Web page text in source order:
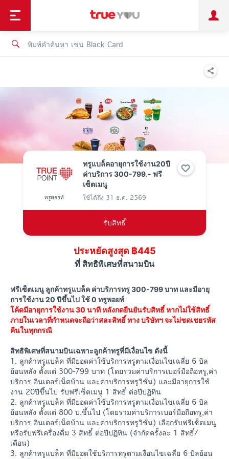
ลูกค้าบุคคล ลูกค้าองค์กร
ช้อป
เทรนด์เทคโนโลยี
ทรูแบล็คอายุการใช้งาน20ปี
ค่าบริการ 300-799.- ฟรี
เซ็ตเมนู
ทรูพอยท์ ใช้ได้ถึง 31 ธ.ค. 2569
รับสิทธิ์
ประหยัดสูงสุด ฿445
ที่ สิทธิพิเศษที่สนามบิน
ฟรีเซ็ตเมนู ลูกค้าทรูแบล็ค ค่าบริการทรู 300-799 บาท และมีอายุ
การใช้งาน 20 ปีขึ้นไป ใช้ 0 ทรูพอยท์ ​
โค้ดมีอายุการใช้งาน 30 นาที หลังกดยืนยันรับสิทธิ์ หากไม่ใช้สิทธิ์
ภายในเวลาที่กำหนดจะถือว่าสละสิทธิ์ ทาง บริษัทฯ จะไม่ชดเชยรหัส
คืนในทุกกรณี
สิทธิพิเศษที่สนามบินเฉพาะลูกค้าทรูที่มีเงื่อนไข ดังนี้​
1. ลูกค้าทรูแบล็ค ที่มียอดค่าใช้บริการทรูตามเงื่อนไขเฉลี่ย 6 บิล
ย้อนหลัง ตั้งแต่ 300-799 บาท (โดยรวมค่าบริการเบอร์มือถือทรู,ค่า
บริการ อินเตอร์เน็ตบ้าน และค่าบริการทรูวิชั่น) และมีอายุการใช้
งาน 20ปีขึ้นไป รับฟรีเซ็ตเมนู 1 สิทธิ์ ต่อปีปฏิทิน
2. ลูกค้าทรูแบล็ค ที่มียอดค่าใช้บริการทรูตามเงื่อนไขเฉลี่ย 6 บิล
ย้อนหลัง ตั้งแต่ 800 บ.ขึ้นไป (โดยรวมค่าบริการเบอร์มือถือทรู,ค่า
บริการ อินเตอร์เน็ตบ้าน และค่าบริการทรูวิชั่น) เลือกรับฟรีเซ็ตเมนู
หรือรับฟรีเครื่องดื่ม 3 สิทธิ์ ต่อปีปฏิทิน (จำกัดครั้งละ 1 สิทธิ์/
เดือน)​
3. ลูกค้าทรูแบล็ค ที่มียอดใช้บริการทรูตามเงื่อนไขเฉลี่ย 6 บิลย้อน